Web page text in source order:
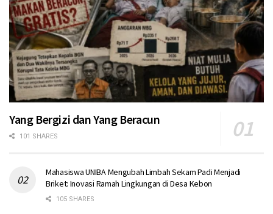
Yang Bergizi dan Yang Beracun
101 SHARES
Mahasiswa UNIBA Mengubah Limbah Sekam Padi Menjadi
Briket: Inovasi Ramah Lingkungan di Desa Kebon
105 SHARES